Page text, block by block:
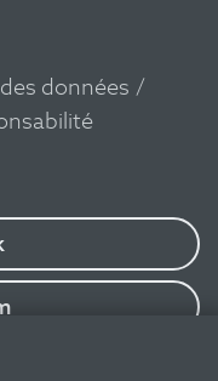
données